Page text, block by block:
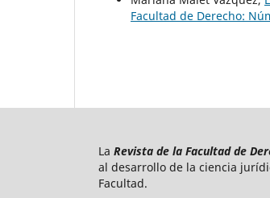
Facultad de Derecho:
La Revista de la Facultad de
al desarrollo de la ciencia
Facultad.